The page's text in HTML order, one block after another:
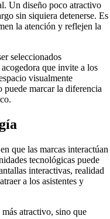
Un diseño poco atractivo
sin siquiera detenerse. Es
la atención y reflejen la
seleccionados
que invite a los
visualmente
puede marcar la diferencia
que las marcas interactúan
tecnológicas puede
interactivas, realidad
a los asistentes y
atractivo, sino que